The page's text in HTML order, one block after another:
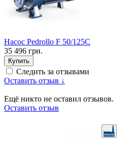
Насос Pedrollo F 50/125C
35 496 грн.
Купить
Следить за отзывами
Оставить отзыв ↓
Ещё никто не оставил отзывов.
Оставить отзыв